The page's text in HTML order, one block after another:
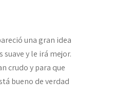
una gran idea
y le irá mejor.
crudo y para que
bueno de verdad